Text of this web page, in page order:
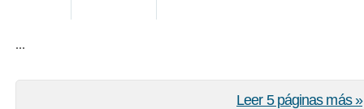
...
Leer 5 páginas más »